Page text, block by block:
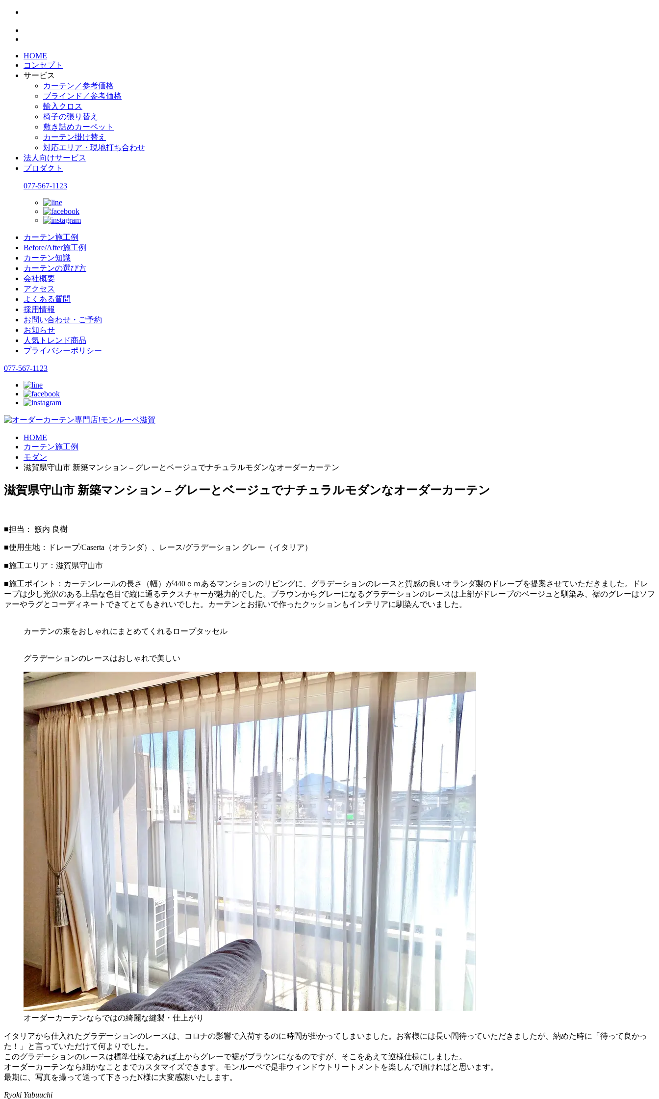
HOME
コンセプト
サービス
カーテン／参考価格
ブラインド／参考価格
輸入クロス
椅子の張り替え
敷き詰めカーペット
カーテン掛け替え
対応エリア・現地打ち合わせ
法人向けサービス
プロダクト
077-567-1123
カーテン施工例
Before/After施工例
カーテン知識
カーテンの選び方
会社概要
アクセス
よくある質問
採用情報
お問い合わせ・ご予約
お知らせ
人気トレンド商品
プライバシーポリシー
077-567-1123
HOME
カーテン施工例
モダン
滋賀県守山市 新築マンション – グレーとベージュでナチュラルモダンなオーダーカーテン
滋賀県守山市 新築マンション – グレーとベージュでナチュラルモダンなオーダーカーテン
■担当： 籔内 良樹
■使用生地：ドレープ/Caserta（オランダ）、レース/グラデーション グレー（イタリア）
■施工エリア：滋賀県守山市
■施工ポイント：カーテンレールの長さ（幅）が440ｃｍあるマンションのリビングに、グラデーションのレースと質感の良いオランダ製のドレープを提案させていただきました。ドレ
ープは少し光沢のある上品な色目で縦に通るテクスチャーが魅力的でした。ブラウンからグレーになるグラデーションのレースは上部がドレープのベージュと馴染み、裾のグレーはソフ
ァーやラグとコーディネートできてとてもきれいでした。カーテンとお揃いで作ったクッションもインテリアに馴染んでいました。
カーテンの束をおしゃれにまとめてくれるロープタッセル
グラデーションのレースはおしゃれで美しい
オーダーカーテンならではの綺麗な縫製・仕上がり
イタリアから仕入れたグラデーションのレースは、コロナの影響で入荷するのに時間が掛かってしまいました。お客様には長い間待っていただきましたが、納めた時に「待って良かっ
た！」と言っていただけて何よりでした。
このグラデーションのレースは標準仕様であれば上からグレーで裾がブラウンになるのですが、そこをあえて逆様仕様にしました。
オーダーカーテンなら細かなことまでカスタマイズできます。モンルーベで是非ウィンドウトリートメントを楽しんで頂ければと思います。
最期に、写真を撮って送って下さったN様に大変感謝いたします。
Ryoki Yabuuchi